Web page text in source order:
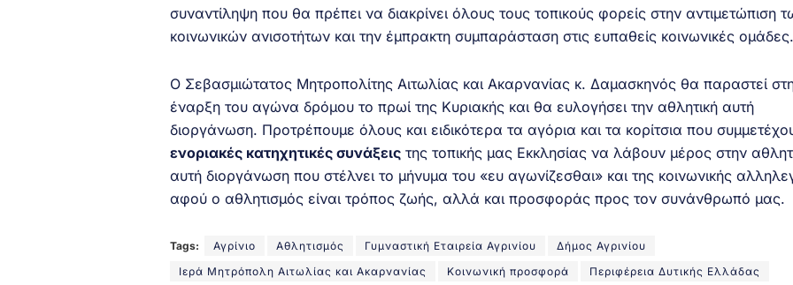
συναντίληψη που θα πρέπει να διακρίνει όλους τους τοπικούς φορείς στην αντιμετώπιση
κοινωνικών ανισοτήτων και την έμπρακτη συμπαράσταση στις ευπαθείς κοινωνικές ομάδες.
Ο Σεβασμιώτατος Μητροπολίτης Αιτωλίας και Ακαρνανίας κ. Δαμασκηνός θα παραστεί
έναρξη του αγώνα δρόμου το πρωί της Κυριακής και θα ευλογήσει την αθλητική αυτή
διοργάνωση. Προτρέπουμε όλους και ειδικότερα τα αγόρια και τα κορίτσια που
ενοριακές κατηχητικές συνάξεις της τοπικής μας Εκκλησίας να λάβουν μέρος στην
αυτή διοργάνωση που στέλνει το μήνυμα του «ευ αγωνίζεσθαι» και της κοινωνικής
αφού ο αθλητισμός είναι τρόπος ζωής, αλλά και προσφοράς προς τον συνάνθρωπό μας.
Tags: Αγρίνιο Αθλητισμός Γυμναστική Εταιρεία Αγρινίου
Δήμος Αγρινίου
Ιερά Μητρόπολη Αιτωλίας και Ακαρνανίας
Κοινωνική προσφορά
Περιφέρεια Δυτικής Ελλάδας